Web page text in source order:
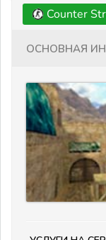
Counter
Основная